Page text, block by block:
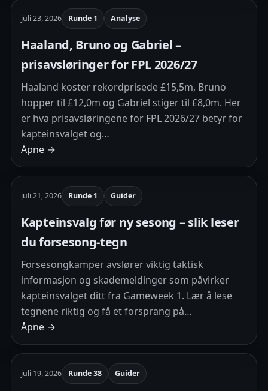
juli 23, 2026 Runde 1 Analyse
Haaland, Bruno og Gabriel –
prisavsløringer for FPL 2026/27
Haaland koster rekordprisede £15,5m, Bruno
hopper til £12,0m og Gabriel stiger til £8,0m. Her
er hva prisavsløringene for FPL 2026/27 betyr for
kapteinsvalget og…
Åpne →
juli 21, 2026 Runde 1 Guider
Kapteinsvalg før ny sesong – slik leser
du forsesong-tegn
Forsesongkamper avslører viktig taktisk
informasjon og skademeldinger som påvirker
kapteinsvalget ditt fra Gameweek 1. Lær å lese
tegnene riktig og få et forsprang på…
Åpne →
juli 19, 2026 Runde 38 Guider